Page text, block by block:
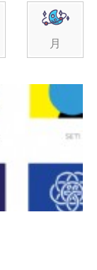
月